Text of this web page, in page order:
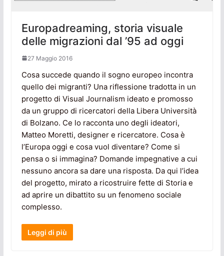
Europadreaming, storia visuale
delle migrazioni dal ’95 ad oggi
27 Maggio 2016
Cosa succede quando il sogno europeo incontra
quello dei migranti? Una riflessione tradotta in un
progetto di Visual Journalism ideato e promosso
da un gruppo di ricercatori della Libera Università
di Bolzano. Ce lo racconta uno degli ideatori,
Matteo Moretti, designer e ricercatore. Cosa è
l’Europa oggi e cosa vuol diventare? Come si
pensa o si immagina? Domande impegnative a cui
nessuno ancora sa dare una risposta. Da qui l’idea
del progetto, mirato a ricostruire fette di Storia e
ad aprire un dibattito su un fenomeno sociale
complesso.
Leggi di più